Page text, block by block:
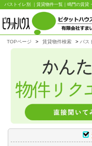
バストイレ別 ｜賃貸物件一覧｜鳴門の賃貸
TOPページ 賃貸物件検索 バス